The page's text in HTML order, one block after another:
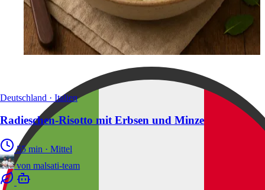
Deutschland · Italien
Radieschen-Risotto mit Erbsen und Minze
55 min · Mittel
von malsati-team